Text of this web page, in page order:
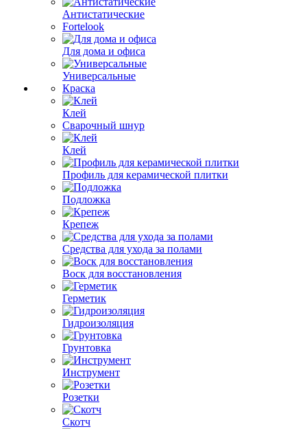
Антистатические
Fortelook
Для дома и офиса
Универсальные
Краска
Клей
Сварочный шнур
Клей
Профиль для керамической плитки
Подложка
Крепеж
Средства для ухода за полами
Воск для восстановления
Герметик
Гидроизоляция
Грунтовка
Инструмент
Розетки
Скотч